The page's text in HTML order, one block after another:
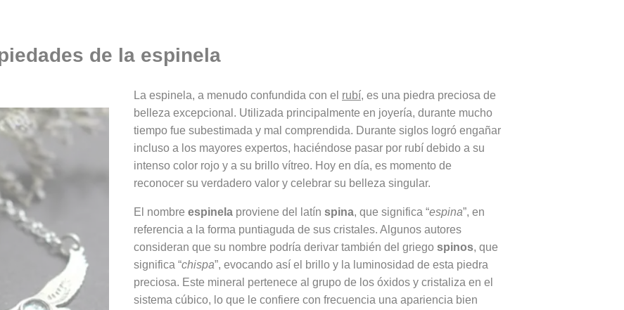
de la espinela
La espinela, a menudo confundida con el rubí, es una piedra preciosa de
belleza excepcional. Utilizada principalmente en joyería, durante mucho
tiempo fue subestimada y mal comprendida. Durante siglos logró engañar
incluso a los mayores expertos, haciéndose pasar por rubí debido a su
intenso color rojo y a su brillo vítreo. Hoy en día, es momento de
reconocer su verdadero valor y celebrar su belleza singular.
El nombre espinela proviene del latín spina, que significa “espina”, en
referencia a la forma puntiaguda de sus cristales. Algunos autores
consideran que su nombre podría derivar también del griego spinos, que
significa “chispa”, evocando así el brillo y la luminosidad de esta piedra
preciosa. Este mineral pertenece al grupo de los óxidos y cristaliza en el
sistema cúbico, lo que le confiere con frecuencia una apariencia bien